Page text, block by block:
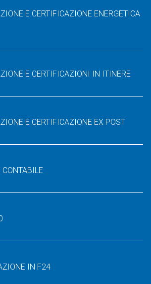
E CERTIFICAZIONE ENERGETICA
E CERTIFICAZIONI IN ITINERE
E CERTIFICAZIONE EX POST
IN F24